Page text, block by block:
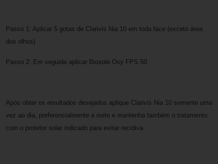
Passo 1: Aplicar 5 gotas de Clarivis Nia 10 em toda face (exceto área
dos olhos)
Passo 2: Em seguida aplicar Biosole Oxy FPS 50
Após obter os resultados desejados aplique Clarivis Nia 10 somente uma
vez ao dia, preferencialmente a noite e mantenha também o tratamento
com o protetor solar indicado para evitar recidiva.